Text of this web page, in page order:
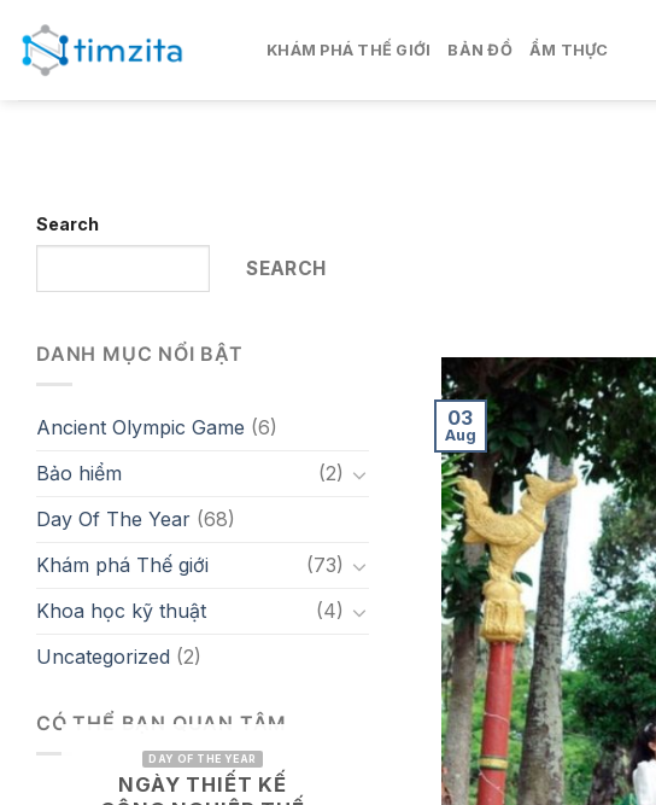
content
KHÁM PHÁ THẾ GIỚI BẢN ĐỒ ẨM THỰC
Search
SEARCH
DANH MỤC NỔI BẬT
Ancient Olympic Game (6)
Bảo hiểm
(2)
Day Of The Year (68)
Khám phá Thế giới
(73)
Khoa học kỹ thuật
(4)
Uncategorized (2)
CÓ THỂ BẠN QUAN TÂM
DAY OF THE YEAR
NGÀY THIẾT KẾ
03
Aug